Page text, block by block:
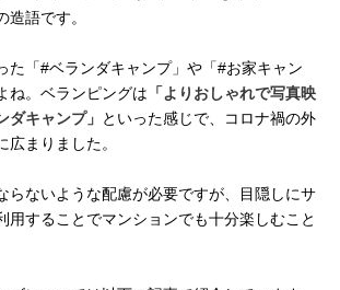
造語です。
た「#ベランダキャンプ」や「#お家キャン
ね。ベランピングは 「よりおしゃれで写真映
ダキャンプ」 といった感じで、コロナ禍の外
まりました。
らないような配慮が必要ですが、目隠しにサ
用することでマンションでも十分楽しむこと